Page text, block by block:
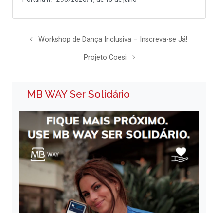
Workshop de Dança Inclusiva – Inscreva-se Já!
Projeto Coesi
MB WAY Ser Solidário